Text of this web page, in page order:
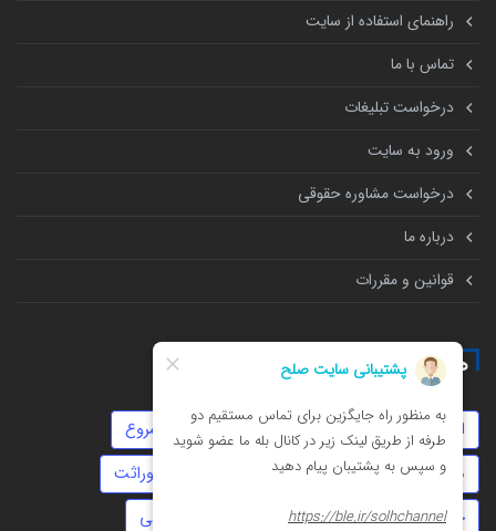
راهنمای استفاده از سایت
تماس با ما
درخواست تبلیغات
ورود به سایت
درخواست مشاوره حقوقی
درباره ما
قوانین و مقررات
همه چیز درباره
ارث چک ثبت شرکت
روابط نامشروع
مهاجرت
حضانت تهمت
انحصار وراثت
خیانت
توهین سرقت امور مالیاتی